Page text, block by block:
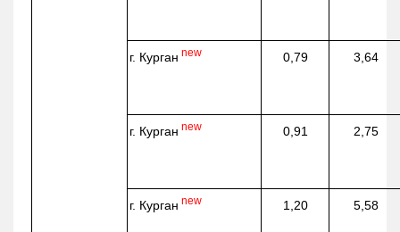
г. Курган new 0,79 3,64
г. Курган new 0,91 2,75
г. Курган new 1,20 5,58